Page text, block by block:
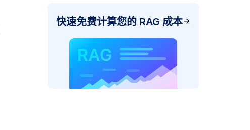
快速免费计算您的 RAG 成本